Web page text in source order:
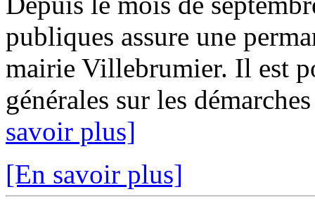
publiques assure une
mairie Villebrumier. Il est
générales sur les
savoir plus]
[En savoir plus]